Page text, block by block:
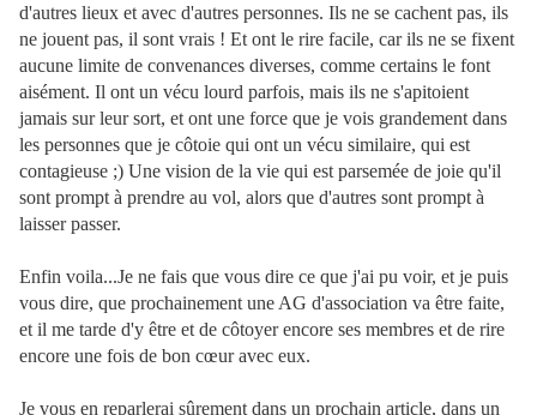
d'autres lieux et avec d'autres personnes. Ils ne se cachent pas, ils
ne jouent pas, il sont vrais ! Et ont le rire facile, car ils ne se fixent
aucune limite de convenances diverses, comme certains le font
aisément. Il ont un vécu lourd parfois, mais ils ne s'apitoient
jamais sur leur sort, et ont une force que je vois grandement dans
les personnes que je côtoie qui ont un vécu similaire, qui est
contagieuse ;) Une vision de la vie qui est parsemée de joie qu'il
sont prompt à prendre au vol, alors que d'autres sont prompt à
laisser passer.
Enfin voila...Je ne fais que vous dire ce que j'ai pu voir, et je puis
vous dire, que prochainement une AG d'association va être faite,
et il me tarde d'y être et de côtoyer encore ses membres et de rire
encore une fois de bon cœur avec eux.
Je vous en reparlerai sûrement dans un prochain article, dans un